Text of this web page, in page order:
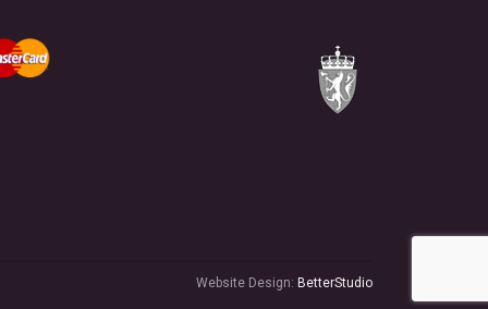
Website Design: BetterStudio